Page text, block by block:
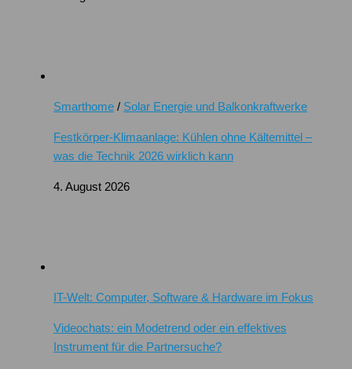
Smarthome / Solar Energie und Balkonkraftwerke
Festkörper-Klimaanlage: Kühlen ohne Kältemittel –
was die Technik 2026 wirklich kann
4. August 2026
IT-Welt: Computer, Software & Hardware im Fokus
Videochats: ein Modetrend oder ein effektives
Instrument für die Partnersuche?